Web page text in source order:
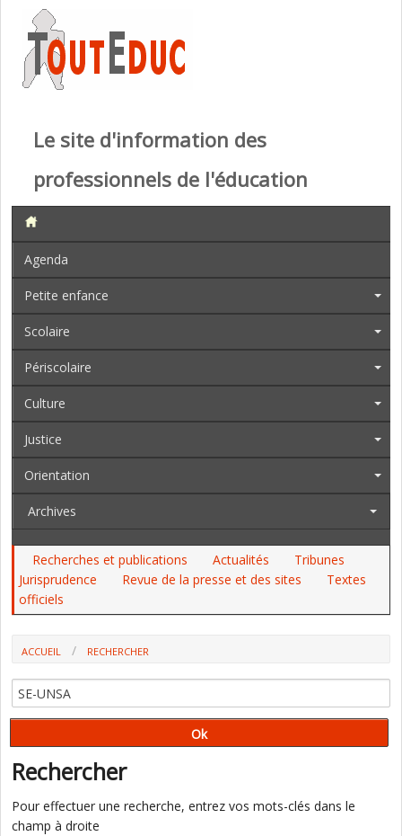
Le site d'information des
professionnels de l'éducation
Agenda
Petite enfance
Scolaire
Périscolaire
Culture
Justice
Orientation
Archives
Recherches et publications Actualités
Tribunes
Jurisprudence
Revue de la presse et des sites
Textes
officiels
ACCUEIL RECHERCHER
Rechercher
Pour effectuer une recherche, entrez vos mots-clés dans le
champ à droite